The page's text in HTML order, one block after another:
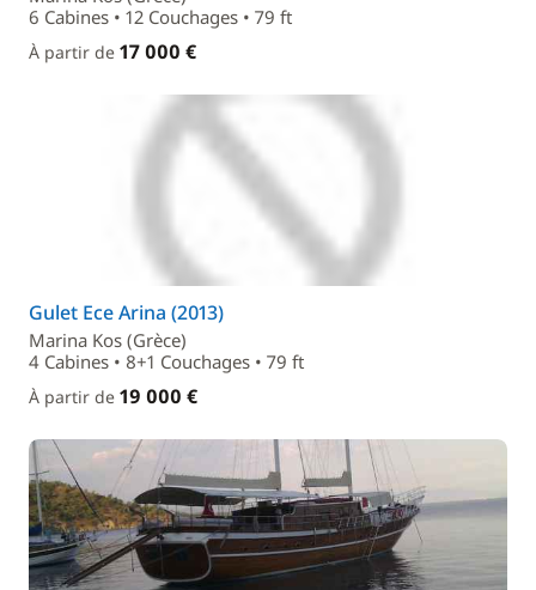
6 Cabines • 12 Couchages • 79 ft
À partir de 17 000 €
Gulet Ece Arina (2013)
Marina Kos (Grèce)
4 Cabines • 8+1 Couchages • 79 ft
À partir de 19 000 €